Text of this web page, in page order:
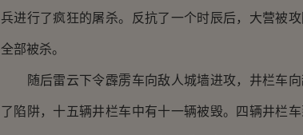
兵进行了疯狂的屠杀。反抗了一个时辰后，大营被
全部被杀。
随后雷云下令霹雳车向敌人城墙进攻，井栏车向
了陷阱，十五辆井栏车中有十一辆被毁。四辆井栏